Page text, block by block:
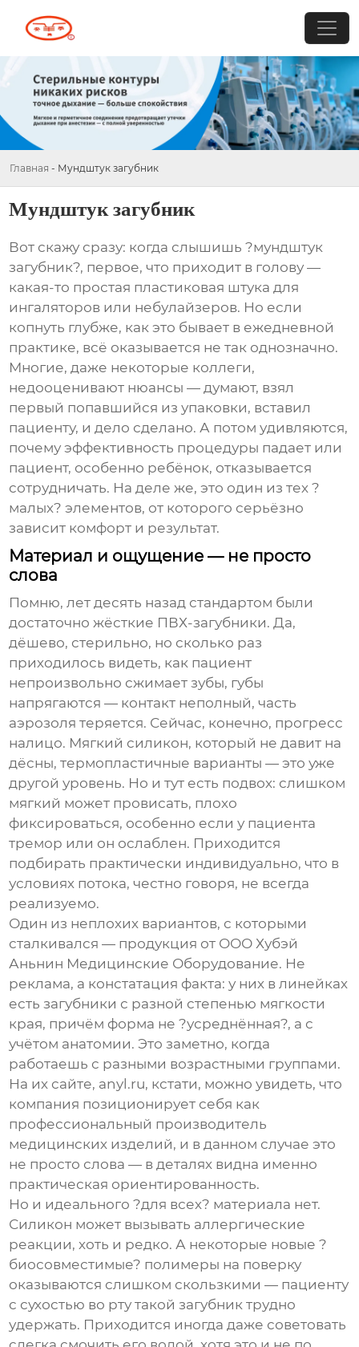
Главная - Мундштук загубник
Мундштук загубник
Вот скажу сразу: когда слышишь ?мундштук
загубник?, первое, что приходит в голову —
какая-то простая пластиковая штука для
ингаляторов или небулайзеров. Но если
копнуть глубже, как это бывает в ежедневной
практике, всё оказывается не так однозначно.
Многие, даже некоторые коллеги,
недооценивают нюансы — думают, взял
первый попавшийся из упаковки, вставил
пациенту, и дело сделано. А потом удивляются,
почему эффективность процедуры падает или
пациент, особенно ребёнок, отказывается
сотрудничать. На деле же, это один из тех ?
малых? элементов, от которого серьёзно
зависит комфорт и результат.
Материал и ощущение — не просто
слова
Помню, лет десять назад стандартом были
достаточно жёсткие ПВХ-загубники. Да,
дёшево, стерильно, но сколько раз
приходилось видеть, как пациент
непроизвольно сжимает зубы, губы
напрягаются — контакт неполный, часть
аэрозоля теряется. Сейчас, конечно, прогресс
налицо. Мягкий силикон, который не давит на
дёсны, термопластичные варианты — это уже
другой уровень. Но и тут есть подвох: слишком
мягкий может провисать, плохо
фиксироваться, особенно если у пациента
тремор или он ослаблен. Приходится
подбирать практически индивидуально, что в
условиях потока, честно говоря, не всегда
реализуемо.
Один из неплохих вариантов, с которыми
сталкивался — продукция от ООО Хубэй
Аньнин Медицинские Оборудование. Не
реклама, а констатация факта: у них в линейках
есть загубники с разной степенью мягкости
края, причём форма не ?усреднённая?, а с
учётом анатомии. Это заметно, когда
работаешь с разными возрастными группами.
На их сайте, anyl.ru, кстати, можно увидеть, что
компания позиционирует себя как
профессиональный производитель
медицинских изделий, и в данном случае это
не просто слова — в деталях видна именно
практическая ориентированность.
Но и идеального ?для всех? материала нет.
Силикон может вызывать аллергические
реакции, хоть и редко. А некоторые новые ?
биосовместимые? полимеры на поверку
оказываются слишком скользкими — пациенту
с сухостью во рту такойзагубник трудно
удержать. Приходится иногда даже советовать